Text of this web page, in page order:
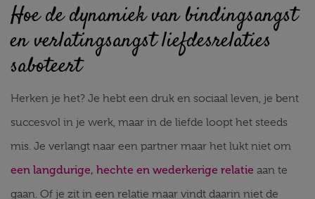
Hoe de dynamiek van bindingsangst
en verlatingsangst liefdesrelaties
saboteert
Herken je het? Je hebt een druk en sociaal leven, je bent
succesvol in je werk, maar in de liefde loopt het steeds
mis. Je verlangt naar een partner maar het lukt niet om
een langdurige, hechte en wederkerige relatie aan te
gaan. Of je zit in een relatie maar vindt daarin niet de